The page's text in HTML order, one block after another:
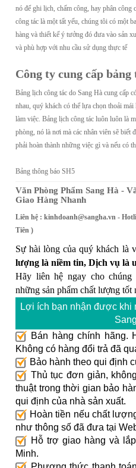
nó để ghi lịch, chấm công, hay phân công
công tác là một tất yếu, chúng tôi có một
hàng và thiết kế ý tưởng đó đưa vào sản
và phù hợp với nhu cầu sử dụng thực tế
Công ty cung cấp
Bảng lịch công tác do Sang Hà cung cấp
nhau, quý khách có thể lựa chọn thoải
làm việc. Bảng lịch công tác luôn luôn là
phòng, nó là nơi mà các nhân viên sẽ biết
phải hoàn thành những việc gì và nếu có
Bảng thông báo SH5
Văn Phòng Phẩm Sang Hà -
Giao Hàng Nhanh
Liên hệ : kinhdoanh@sangha.vn -
Tiên )
Sự hài lòng của quý khách là
lượng là niềm tin, Dịch vụ là
Hãy liên hệ ngay cho
những sản phẩm chất lượng tốt
Lợi ích bạn nhận được khi
Bán hàng chính hãng.
Không có hàng đổi trả đã
Bảo hành theo qui định
Thủ tục đơn giản,
thuật trong thời gian bảo
qui định của nhà sản xuất.
Hoàn tiền nếu chất
như thông số đã đưa tại
Hỗ trợ giao hàng và
Minh.